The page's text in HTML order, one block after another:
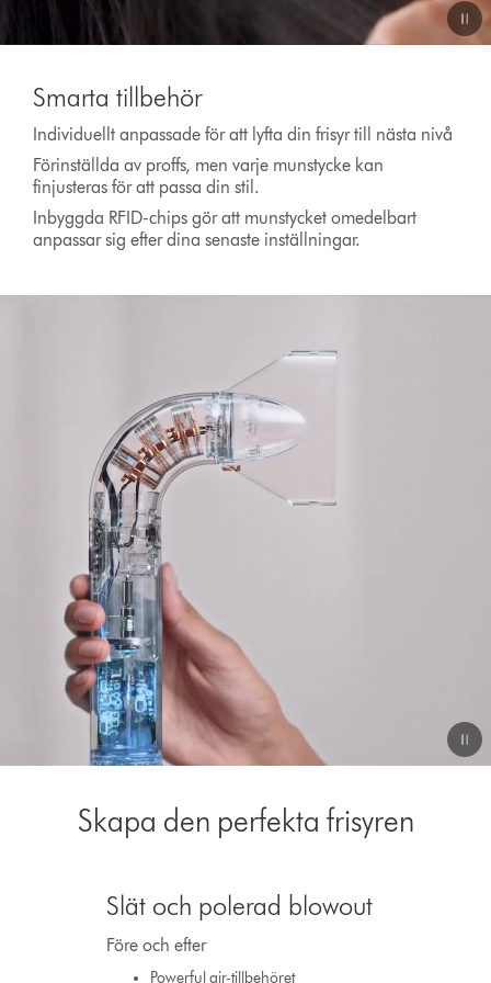
Smarta tillbehör
Individuellt anpassade för att lyfta din frisyr till nästa nivå
Förinställda av proffs, men varje munstycke kan
finjusteras för att passa din stil.
Inbyggda RFID-chips gör att munstycket omedelbart
anpassar sig efter dina senaste inställningar.
Open
video
transcript
Skapa den perfekta frisyren
Slät och polerad blowout
Före och efter
Powerful air-tillbehöret